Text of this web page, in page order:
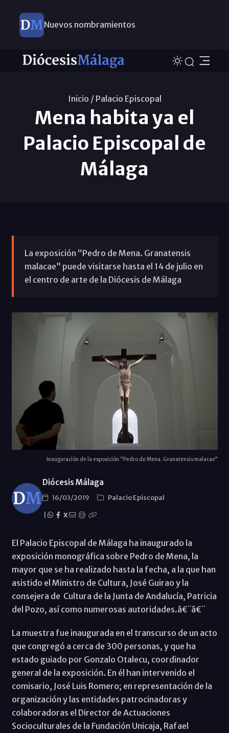
Nuevos nombramientos
Inicio / Palacio Episcopal
Mena habita ya el
Palacio Episcopal de
Málaga
La exposición “Pedro de Mena. Granatensis
malacae” puede visitarse hasta el 14 de julio en
el centro de arte de la Diócesis de Málaga
Inauguración de la exposición “Pedro de Mena. Granatensis malacae”
Diócesis Málaga
16/03/2019
Palacio Episcopal
X
El Palacio Episcopal de Málaga ha inaugurado la
exposición monográfica sobre Pedro de Mena, la
mayor que se ha realizado hasta la fecha, a la que han
asistido el Ministro de Cultura, José Guirao y la
consejera de Cultura de la Junta de Andalucía, Patricia
del Pozo, así como numerosas autoridades.â€¨â€¨
La muestra fue inaugurada en el transcurso de un acto
que congregó a cerca de 300 personas, y que ha
estado guiado por Gonzalo Otalecu, coordinador
general de la exposición. En él han intervenido el
comisario, José Luis Romero; en representación de la
organización y las entidades patrocinadoras y
colaboradoras el Director de Actuaciones
Socioculturales de la Fundación Unicaja, Rafael